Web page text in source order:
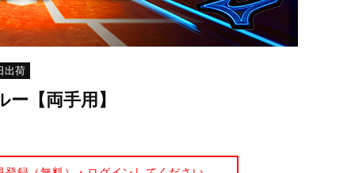
WAVE PROPHECY 13.2
出荷
【両手用】